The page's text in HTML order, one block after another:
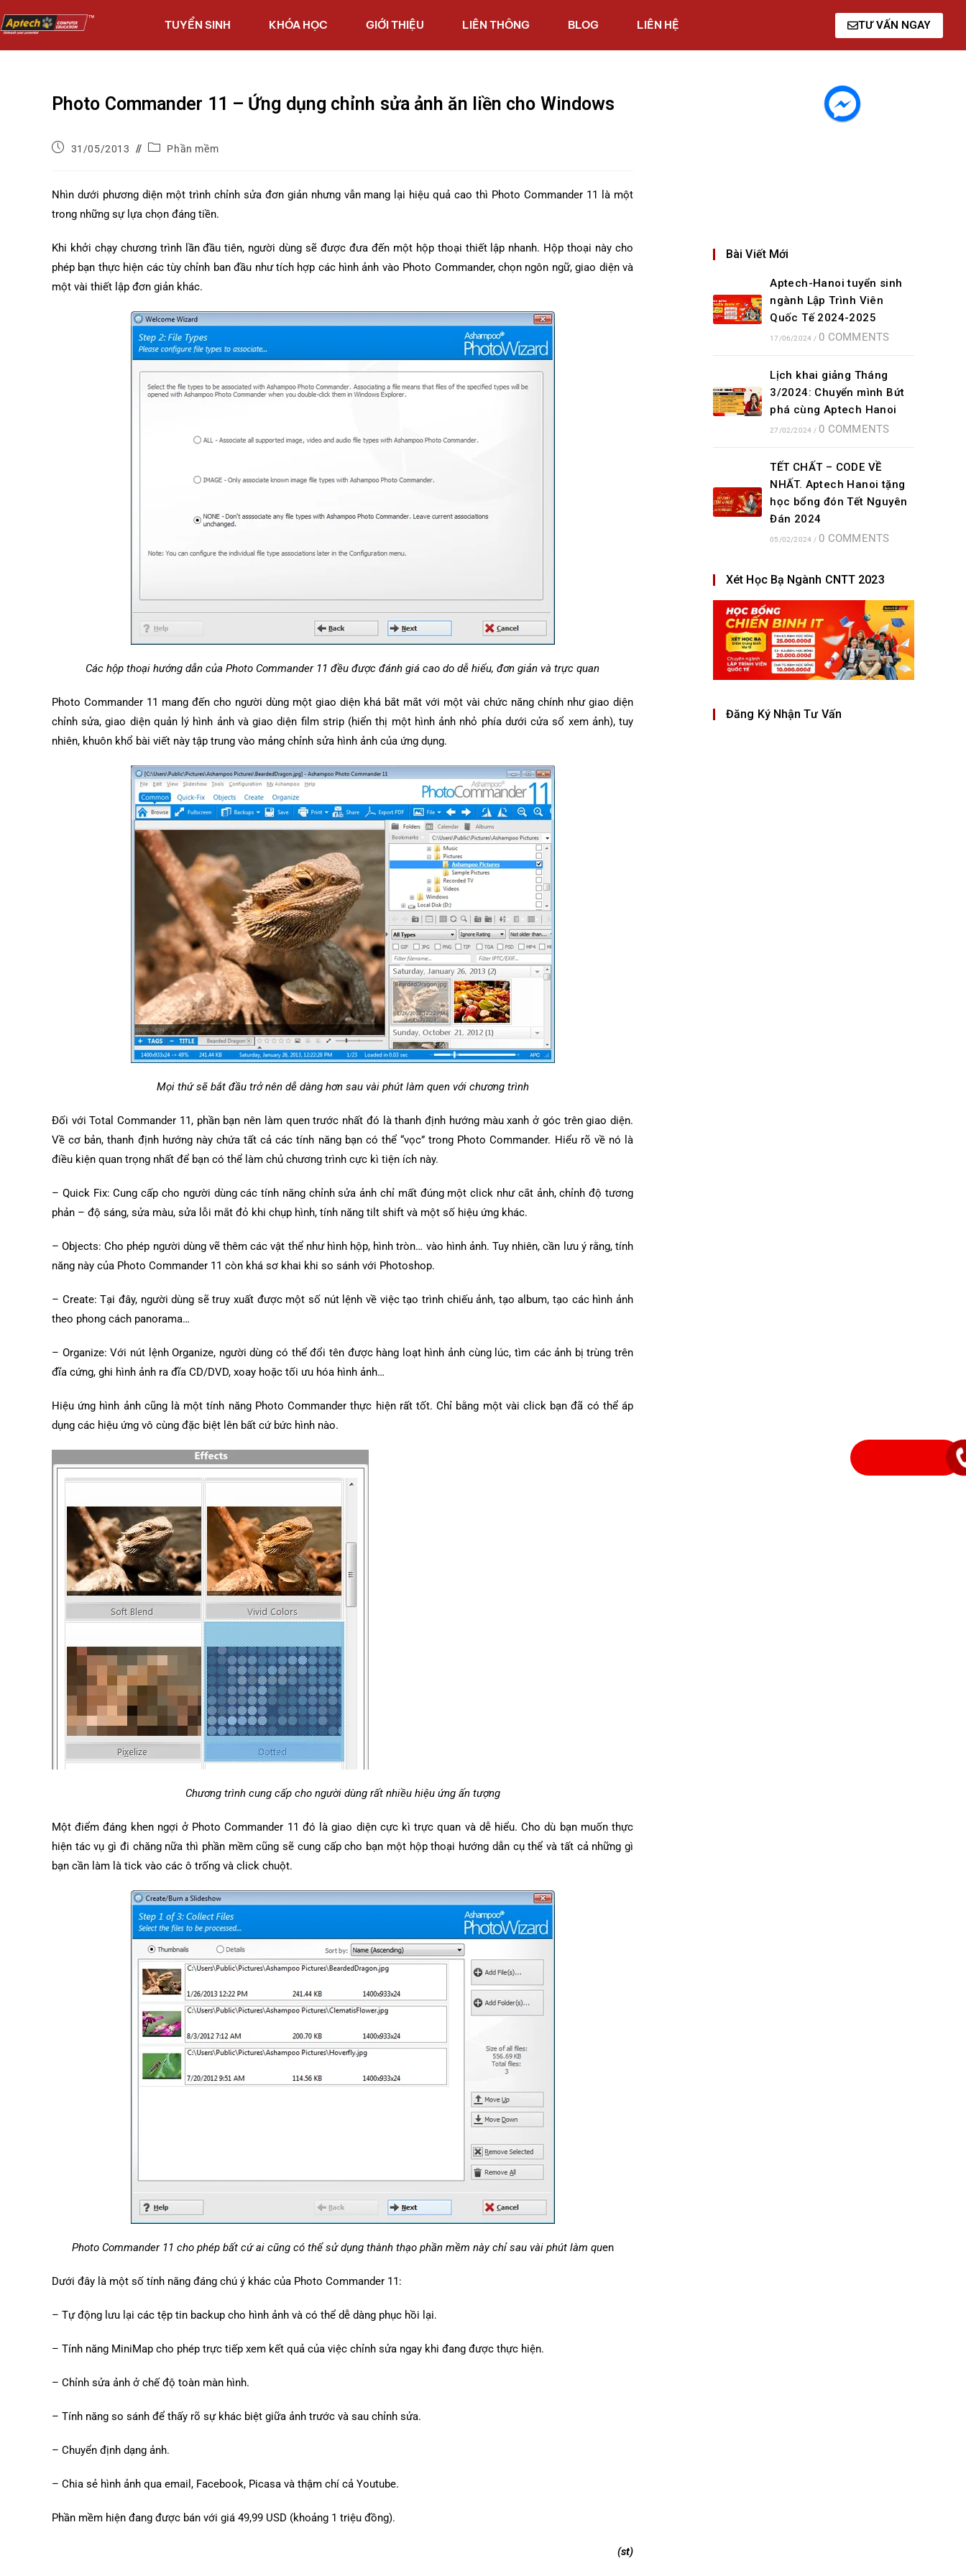
TUYỂN SINH KHÓA HỌC GIỚI THIỆU LIÊN THÔNG BLOG LIÊN HỆ TƯ VẤN NGAY
Photo Commander 11 – Ứng dụng chỉnh sửa ảnh ăn liền cho Windows
31/05/2013 Phần mềm
Nhìn dưới phương diện một trình chỉnh sửa đơn giản nhưng vẫn mang lại hiệu quả cao thì Photo Commander 11 là một
trong những sự lựa chọn đáng tiền.
Khi khởi chạy chương trình lần đầu tiên, người dùng sẽ được đưa đến một hộp thoại thiết lập nhanh. Hộp thoại này cho
phép bạn thực hiện các tùy chỉnh ban đầu như tích hợp các hình ảnh vào Photo Commander, chọn ngôn ngữ, giao diện và
một vài thiết lập đơn giản khác.
Các hộp thoại hướng dẫn của Photo Commander 11 đều được đánh giá cao do dễ hiểu, đơn giản và trực quan
Photo Commander 11 mang đến cho người dùng một giao diện khá bắt mắt với một vài chức năng chính như giao diện
chỉnh sửa, giao diện quản lý hình ảnh và giao diện film strip (hiển thị một hình ảnh nhỏ phía dưới cửa sổ xem ảnh), tuy
nhiên, khuôn khổ bài viết này tập trung vào mảng chỉnh sửa hình ảnh của ứng dụng.
Mọi thứ sẽ bắt đầu trở nên dễ dàng hơn sau vài phút làm quen với chương trình
Đối với Total Commander 11, phần bạn nên làm quen trước nhất đó là thanh định hướng màu xanh ở góc trên giao diện.
Về cơ bản, thanh định hướng này chứa tất cả các tính năng bạn có thể “vọc” trong Photo Commander. Hiểu rõ về nó là
điều kiện quan trọng nhất để bạn có thể làm chủ chương trình cực kì tiện ích này.
– Quick Fix: Cung cấp cho người dùng các tính năng chỉnh sửa ảnh chỉ mất đúng một click như cắt ảnh, chỉnh độ tương
phản – độ sáng, sửa màu, sửa lỗi mắt đỏ khi chụp hình, tính năng tilt shift và một số hiệu ứng khác.
– Objects: Cho phép người dùng vẽ thêm các vật thể như hình hộp, hình tròn… vào hình ảnh. Tuy nhiên, cần lưu ý rằng, tính
năng này của Photo Commander 11 còn khá sơ khai khi so sánh với Photoshop.
– Create: Tại đây, người dùng sẽ truy xuất được một số nút lệnh về việc tạo trình chiếu ảnh, tạo album, tạo các hình ảnh
theo phong cách panorama…
– Organize: Với nút lệnh Organize, người dùng có thể đổi tên được hàng loạt hình ảnh cùng lúc, tìm các ảnh bị trùng trên
đĩa cứng, ghi hình ảnh ra đĩa CD/DVD, xoay hoặc tối ưu hóa hình ảnh…
Hiệu ứng hình ảnh cũng là một tính năng Photo Commander thực hiện rất tốt. Chỉ bằng một vài click bạn đã có thể áp
dụng các hiệu ứng vô cùng đặc biệt lên bất cứ bức hình nào.
Chương trình cung cấp cho người dùng rất nhiều hiệu ứng ấn tượng
Một điểm đáng khen ngợi ở Photo Commander 11 đó là giao diện cực kì trực quan và dễ hiểu. Cho dù bạn muốn thực
hiện tác vụ gì đi chăng nữa thì phần mềm cũng sẽ cung cấp cho bạn một hộp thoại hướng dẫn cụ thể và tất cả những gì
bạn cần làm là tick vào các ô trống và click chuột.
Photo Commander 11 cho phép bất cứ ai cũng có thể sử dụng thành thạo phần mềm này chỉ sau vài phút làm quen
Dưới đây là một số tính năng đáng chú ý khác của Photo Commander 11:
– Tự động lưu lại các tệp tin backup cho hình ảnh và có thể dễ dàng phục hồi lại.
– Tính năng MiniMap cho phép trực tiếp xem kết quả của việc chỉnh sửa ngay khi đang được thực hiện.
– Chỉnh sửa ảnh ở chế độ toàn màn hình.
– Tính năng so sánh để thấy rõ sự khác biệt giữa ảnh trước và sau chỉnh sửa.
– Chuyển định dạng ảnh.
– Chia sẻ hình ảnh qua email, Facebook, Picasa và thậm chí cả Youtube.
Phần mềm hiện đang được bán với giá 49,99 USD (khoảng 1 triệu đồng).
(st)
Bài Viết Mới
Aptech-Hanoi tuyển sinh
ngành Lập Trình Viên
Quốc Tế 2024-2025
17/06/2024 / 0 COMMENTS
Lịch khai giảng Tháng
3/2024: Chuyển mình Bứt
phá cùng Aptech Hanoi
27/02/2024 / 0 COMMENTS
TẾT CHẤT – CODE VỀ
NHẤT. Aptech Hanoi tặng
học bổng đón Tết Nguyên
Đán 2024
05/02/2024 / 0 COMMENTS
Xét Học Bạ Ngành CNTT 2023
Đăng Ký Nhận Tư Vấn